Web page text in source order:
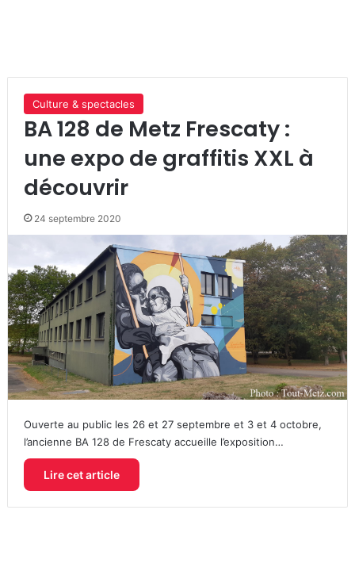
Culture & spectacles
BA 128 de Metz Frescaty :
une expo de graffitis XXL à
découvrir
24 septembre 2020
Ouverte au public les 26 et 27 septembre et 3 et 4 octobre,
l’ancienne BA 128 de Frescaty accueille l’exposition…
Lire cet article